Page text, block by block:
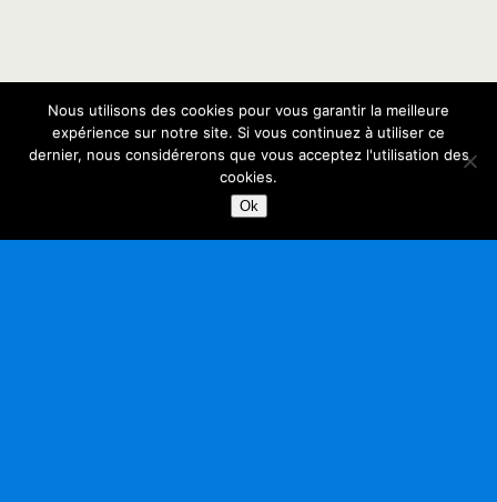
Nous utilisons des cookies pour vous garantir la meilleure
expérience sur notre site. Si vous continuez à utiliser ce
dernier, nous considérerons que vous acceptez l'utilisation des
cookies.
Ok